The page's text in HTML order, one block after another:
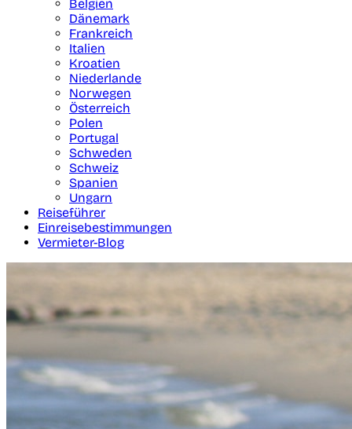
Belgien
Dänemark
Frankreich
Italien
Kroatien
Niederlande
Norwegen
Österreich
Polen
Portugal
Schweden
Schweiz
Spanien
Ungarn
Reiseführer
Einreisebestimmungen
Vermieter-Blog